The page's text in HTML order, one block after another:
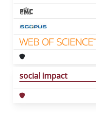
social impact